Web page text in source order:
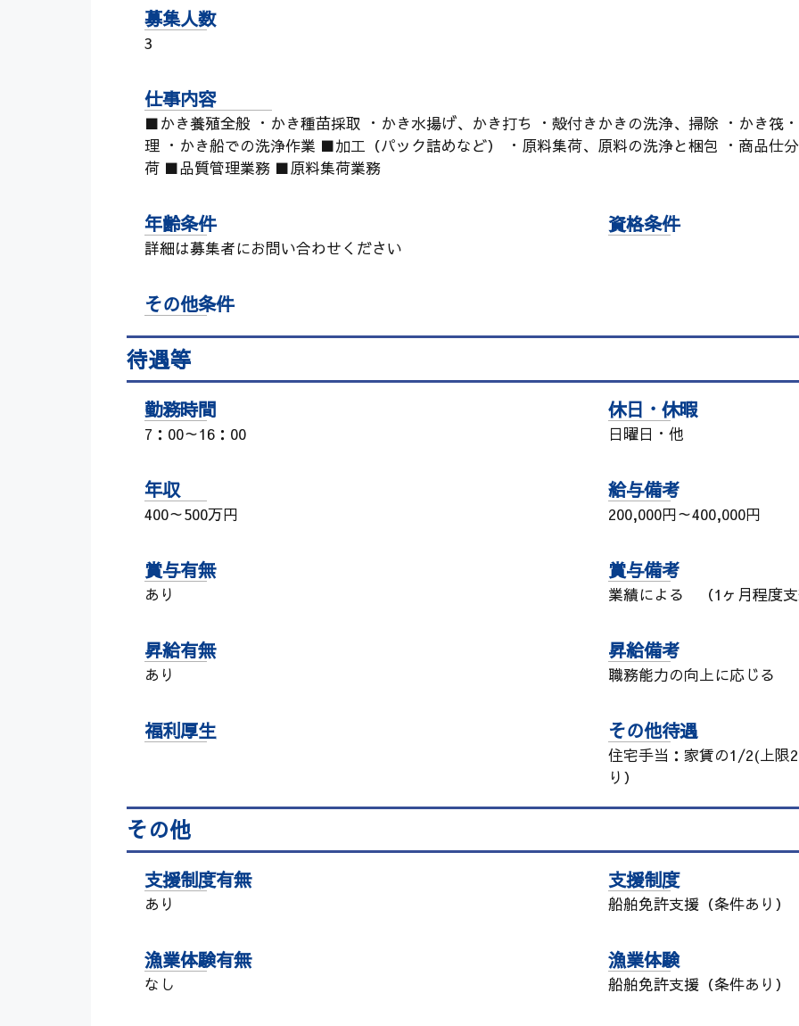
募集人数
3
仕事内容
■かき養殖全般 ・かき種苗採取 ・かき水揚げ、かき打ち ・殻付きかきの洗浄、掃除 ・かき筏
理 ・かき船での洗浄作業 ■加工（パック詰めなど） ・原料集荷、原料の洗浄と梱包 ・商品仕
荷 ■品質管理業務 ■原料集荷業務
年齢条件
詳細は募集者にお問い合わせください
資格条件
その他条件
待遇等
勤務時間
7：00～16：00
休日・休暇
日曜日・他
年収
400～500万円
給与備考
200,000円～400,000円
賞与有無
あり
賞与備考
業績による （1ヶ月程度
昇給有無
あり
昇給備考
職務能力の向上に応じる
福利厚生 その他待遇
住宅手当：家賃の1/2(上限
り）
その他
支援制度有無
あり
支援制度
船舶免許支援（条件あり）
漁業体験有無
なし
漁業体験
船舶免許支援（条件あり）